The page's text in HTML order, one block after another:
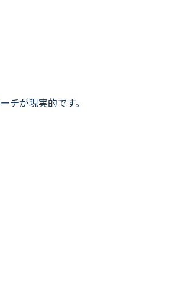
チが現実的です。